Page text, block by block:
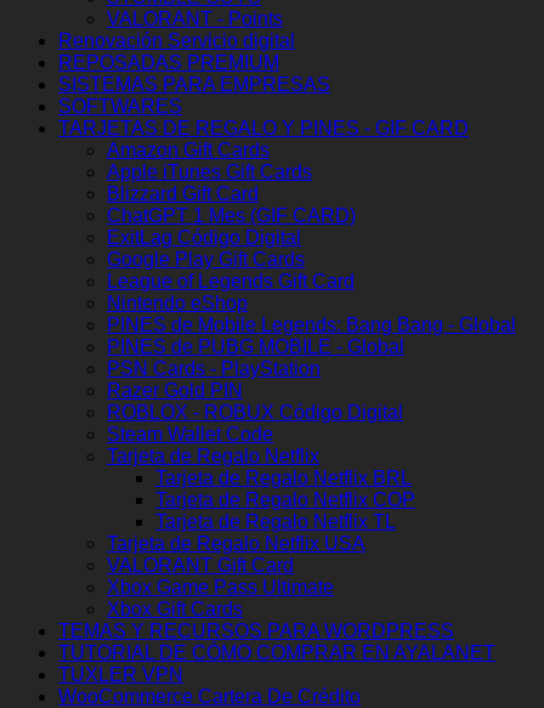
VALORANT - Points
Renovación Servicio digital
REPOSADAS PREMIUM
SISTEMAS PARA EMPRESAS
SOFTWARES
TARJETAS DE REGALO Y PINES - GIF CARD
Amazon Gift Cards
Apple iTunes Gift Cards
Blizzard Gift Card
ChatGPT 1 Mes (GIF CARD)
ExitLag Código Digital
Google Play Gift Cards
League of Legends Gift Card
Nintendo eShop
PINES de Mobile Legends: Bang Bang - Global
PINES de PUBG MOBILE - Global
PSN Cards - PlayStation
Razer Gold PIN
ROBLOX - ROBUX Código Digital
Steam Wallet Code
Tarjeta de Regalo Netflix
Tarjeta de Regalo Netflix BRL
Tarjeta de Regalo Netflix COP
Tarjeta de Regalo Netflix TL
Tarjeta de Regalo Netflix USA
VALORANT Gift Card
Xbox Game Pass Ultimate
Xbox Gift Cards
TEMAS Y RECURSOS PARA WORDPRESS
TUTORIAL DE CÓMO COMPRAR EN AYALANET
TUXLER VPN
WooCommerce Cartera De Crédito